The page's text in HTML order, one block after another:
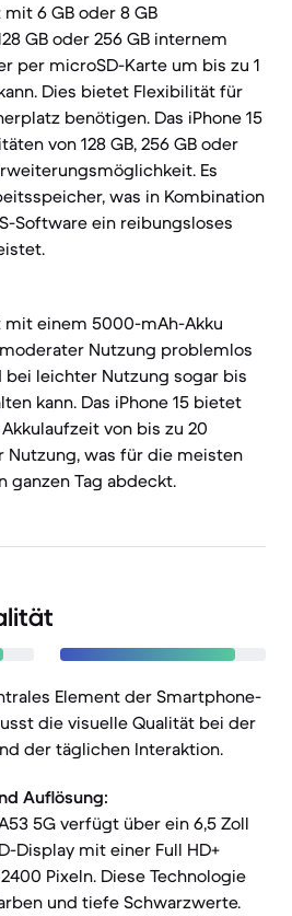
mit 6 GB oder 8 GB
GB oder 256 GB internem
per microSD-Karte um bis zu 1
Dies bietet Flexibilität für
benötigen. Das iPhone 15
von 128 GB, 256 GB oder
Es
was in Kombination
Software ein reibungsloses
mit einem 5000-mAh-Akku
Nutzung problemlos
bei leichter Nutzung sogar bis
kann. Das iPhone 15 bietet
von bis zu 20
Nutzung, was für die meisten
ganzen Tag abdeckt.
Element der Smartphone-
die visuelle Qualität bei der
der täglichen Interaktion.
Auflösung:
5G verfügt über ein 6,5 Zoll
Display mit einer Full HD+
Pixeln. Diese Technologie
und tiefe Schwarzwerte.